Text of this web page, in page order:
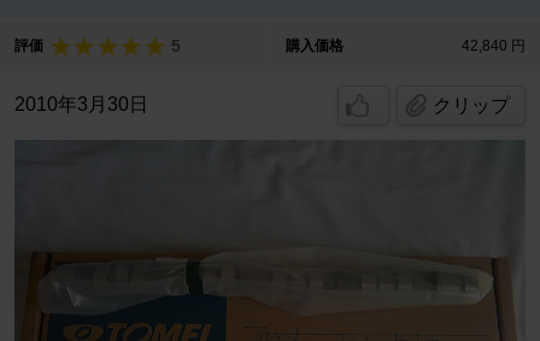
評価 5 購入価格 42,840 円
2010年3月30日 クリップ